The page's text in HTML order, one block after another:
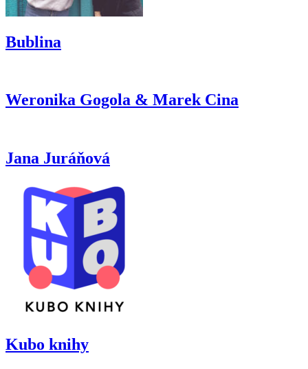
Bublina
Weronika Gogola & Marek Cina
Jana Juráňová
Kubo knihy